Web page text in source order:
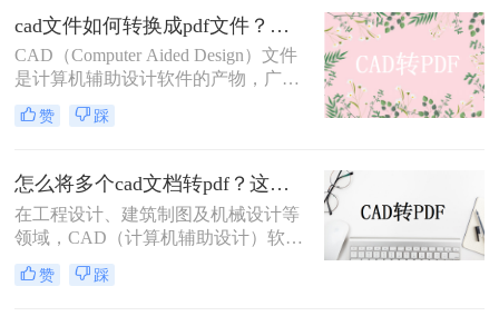
多。那么CAD怎么把图纸导出PDF的
格式呢？本文将介绍四种常用的方
法，帮助您轻松实现CAD图纸到PDF
的转换。
cad文件如何转换成pdf文件？三种快速实用的方法！
CAD（Computer Aided Design）文件
是计算机辅助设计软件的产物，广泛
应用于工程设计、机械制图、建筑设
计等领域。然而，由于CAD文件的特
面临兼容性问题。将CAD文件转换为
PDF格式是一种有效的解决方案，因
为PDF文件具有广泛的兼容性和良好
的排版保持性。那么cad文件如何转换
成pdf文件呢？以下是将CAD文件转
换为PDF文件的几种方法。
赞 踩
怎么将多个cad文档转pdf？这三种方法最好用！
在工程设计、建筑制图及机械设计等
领域，CAD（计算机辅助设计）软件
是不可或缺的工具。然而，在需要将
多个CAD文档分享给非CAD软件用户
赞 踩